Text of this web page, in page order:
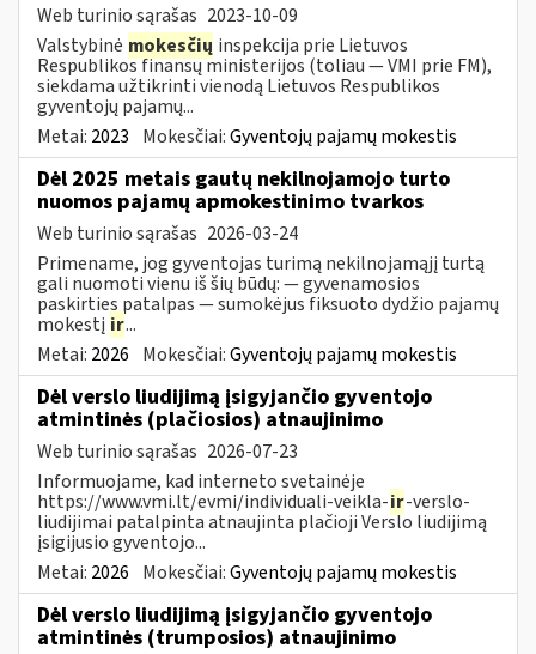
Web turinio sąrašas 2023-10-09
Valstybinė mokesčių inspekcija prie Lietuvos
Respublikos finansų ministerijos (toliau — VMI prie FM),
siekdama užtikrinti vienodą Lietuvos Respublikos
gyventojų pajamų...
Metai: 2023 Mokesčiai:Gyventojų pajamų mokestis
Dėl 2025 metais gautų nekilnojamojo turto
nuomos pajamų apmokestinimo tvarkos
Web turinio sąrašas 2026-03-24
Primename, jog gyventojas turimą nekilnojamąjį turtą
gali nuomoti vienu iš šių būdų: — gyvenamosios
paskirties patalpas — sumokėjus fiksuoto dydžio pajamų
mokestį ir...
Metai: 2026 Mokesčiai:Gyventojų pajamų mokestis
Dėl verslo liudijimą įsigyjančio gyventojo
atmintinės (plačiosios) atnaujinimo
Web turinio sąrašas 2026-07-23
Informuojame, kad interneto svetainėje
https://www.vmi.lt/evmi/individuali-veikla-ir-verslo-
liudijimai patalpinta atnaujinta plačioji Verslo liudijimą
įsigijusio gyventojo...
Metai: 2026 Mokesčiai:Gyventojų pajamų mokestis
Dėl verslo liudijimą įsigyjančio gyventojo
atmintinės (trumposios) atnaujinimo